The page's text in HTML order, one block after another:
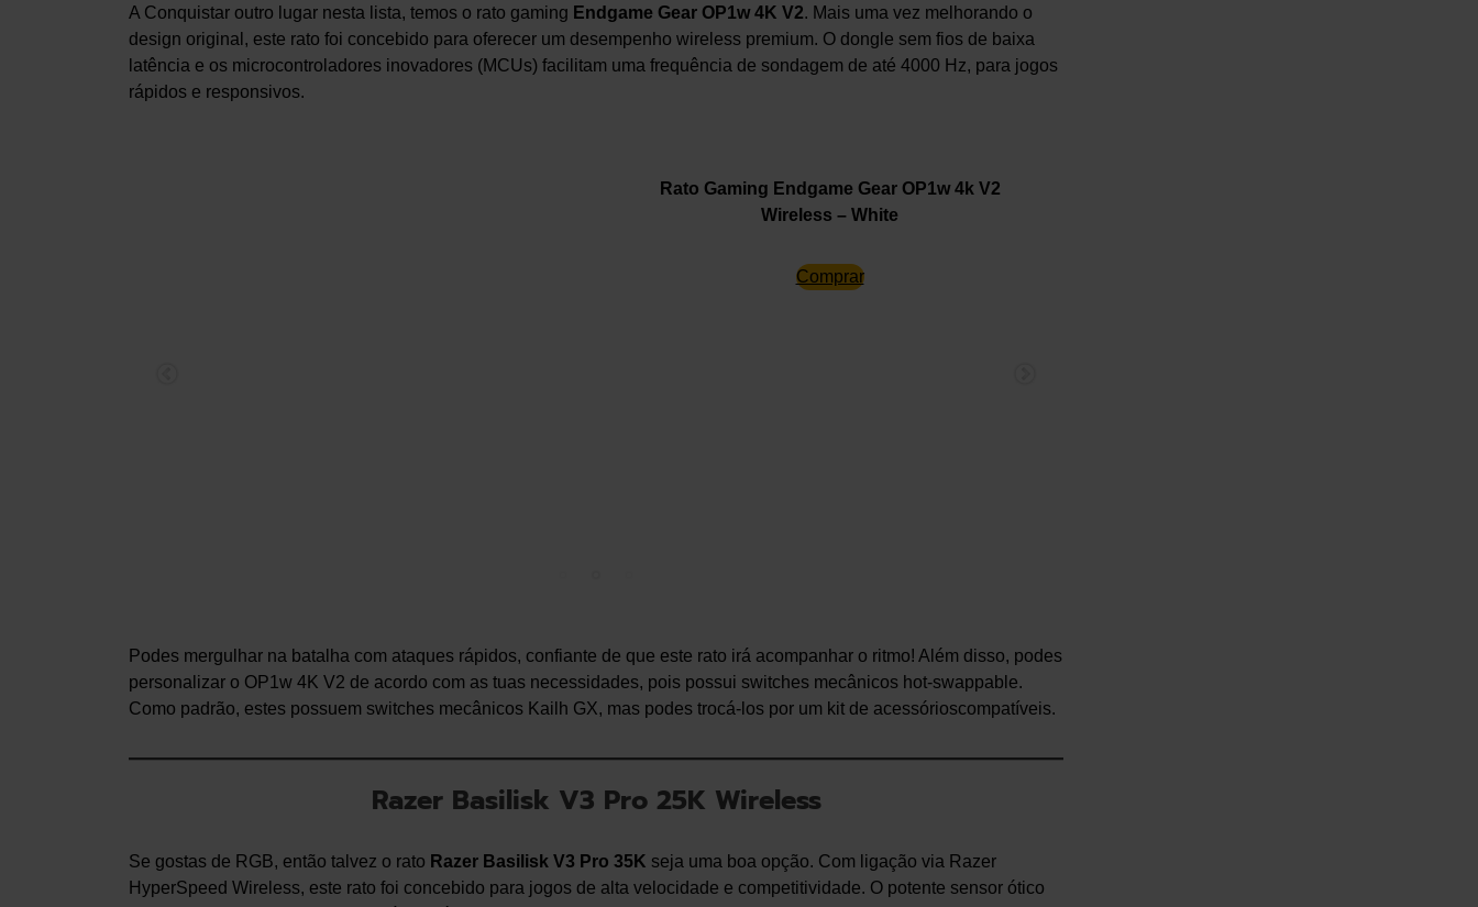
A Conquistar outro lugar nesta lista, temos o rato gaming Endgame Gear OP1w 4K V2. Mais uma vez melhorando o
design original, este rato foi concebido para oferecer um desempenho wireless premium. O dongle sem fios de baixa
latência e os microcontroladores inovadores (MCUs) facilitam uma frequência de sondagem de até 4000 Hz, para jogos
rápidos e responsivos.
Rato Gaming Endgame Gear OP1w 4k V2
Wireless – White
Comprar
Podes mergulhar na batalha com ataques rápidos, confiante de que este rato irá acompanhar o ritmo! Além disso, podes
personalizar o OP1w 4K V2 de acordo com as tuas necessidades, pois possui switches mecânicos hot-swappable.
Como padrão, estes possuem switches mecânicos Kailh GX, mas podes trocá-los por um kit de acessórioscompatíveis.
Razer Basilisk V3 Pro 25K Wireless
Se gostas de RGB, então talvez o rato Razer Basilisk V3 Pro 35K seja uma boa opção. Com ligação via Razer
HyperSpeed Wireless, este rato foi concebido para jogos de alta velocidade e competitividade. O potente sensor ótico